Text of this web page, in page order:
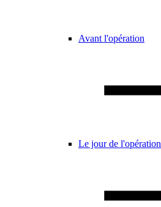
Avant l'opération
Le jour de l'opération